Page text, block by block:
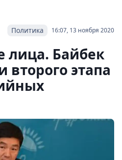
16:07, 13 ноября 2020
Политика
лица. Байбек
второго этапа